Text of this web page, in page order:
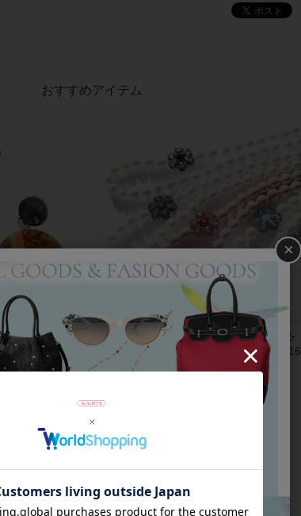
おすすめアイテム
】イタリア製大ぶ
8mm玉マジョルカパール×キュービック
ジルコニアフラワーネックレス/1021016
×